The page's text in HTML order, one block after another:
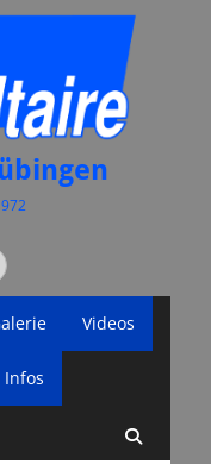
Videos
Infos